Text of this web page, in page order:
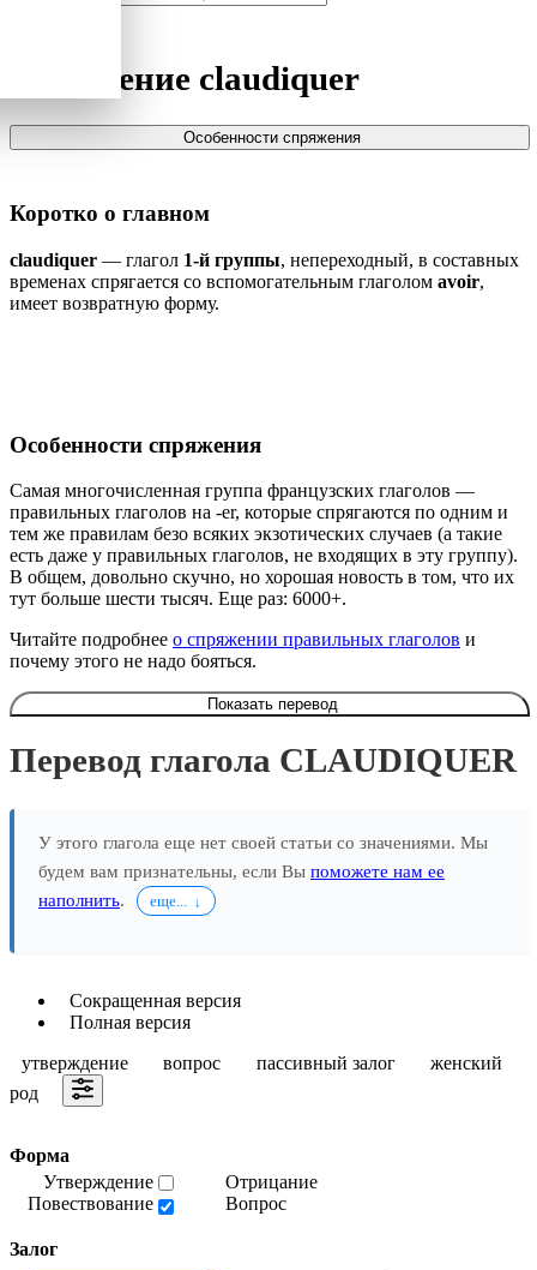
Спряжение claudiquer
Особенности спряжения
Коротко о главном
claudiquer — глагол 1-й группы, непереходный, в составных
временах спрягается со вспомогательным глаголом avoir,
имеет возвратную форму.
Особенности спряжения
Самая многочисленная группа французских глаголов —
правильных глаголов на -er, которые спрягаются по одним и
тем же правилам безо всяких экзотических случаев (а такие
есть даже у правильных глаголов, не входящих в эту группу).
В общем, довольно скучно, но хорошая новость в том, что их
тут больше шести тысяч. Еще раз: 6000+.
Читайте подробнее о спряжении правильных глаголов и
почему этого не надо бояться.
Показать перевод
Перевод глагола CLAUDIQUER
У этого глагола еще нет своей статьи со значениями. Мы
будем вам признательны, если Вы поможете нам ее
наполнить. еще...
Сокращенная версия
Полная версия
утверждение
вопрос пассивный залог
женский
род
Форма
Утверждение
Повествование
Отрицание
Вопрос
Залог